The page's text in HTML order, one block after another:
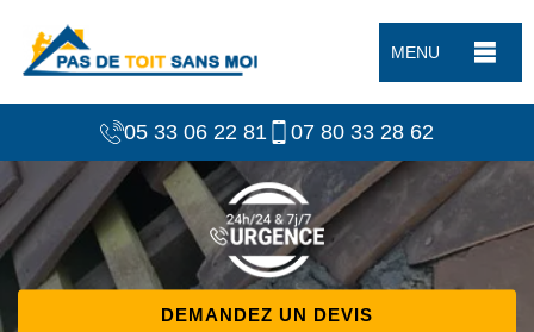
MENU
05 33 06 22 81 07 80 33 28 62
DEMANDEZ UN DEVIS